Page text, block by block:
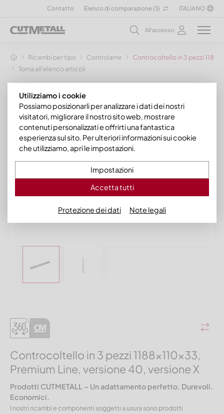
Contatto Elenco di comparazione (3) ITALIANO
All'accesso
Ricambi per tipo Controlame
Controcoltello in 3 pezzi
Torna all'elenco articoli
Controcoltello in 3 pezzi 1188x110x33,
Premium Line, versione 40, versione X
Prodotti CUTMETALL – Un adattamento perfetto. Durevoli.
Economici.
I nostri ricambi e componenti soggetti a usura sono prodotti
Utilizziamo i cookie
Possiamo posizionarli per analizzare i dati dei nostri
visitatori, migliorare il nostro sito web, mostrare
contenuti personalizzati e offrirti una fantastica
esperienza sul sito. Per ulteriori informazioni sui cookie
che utilizziamo, apri le impostazioni.
Impostazioni
Accetta tutti
Protezione dei dati Note legali